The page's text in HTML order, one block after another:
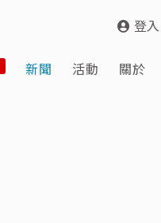
登入
新聞 活動 關於